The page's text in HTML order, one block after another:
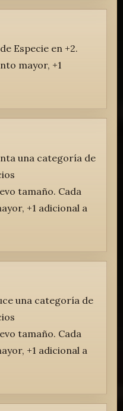
Especie en +2.
mayor, +1
una categoría de
tamaño. Cada
+1 adicional a
una categoría de
tamaño. Cada
+1 adicional a